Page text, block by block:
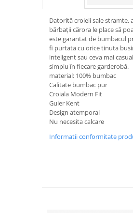
Datorită croieli sale stramte,
bărbații cărora le place să
este garantat de bumbacul
fi purtata cu orice tinuta
inteligent sau ceva mai
simplu în fiecare garderobă.
material: 100% bumbac
Calitate bumbac pur
Croiala Modern Fit
Guler Kent
Design atemporal
Nu necesita calcare
Informatii conformitate